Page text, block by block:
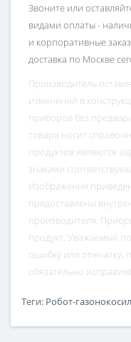
Звоните или
видами оплаты -
и корпоративные
доставка по Москве
Производитель
изменений в
приборов без
товара носит
продуктов являются
знаками
Изображения
предоставлены
производителя.
продукт. Уважаемый
ошибку или опечатку,
обязательно исправим!
Теги: Робот-